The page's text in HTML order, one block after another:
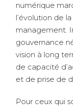
numérique
l’évolution de
management.
gouvernance
vision à long
de capacité
et de prise de
Pour ceux qui